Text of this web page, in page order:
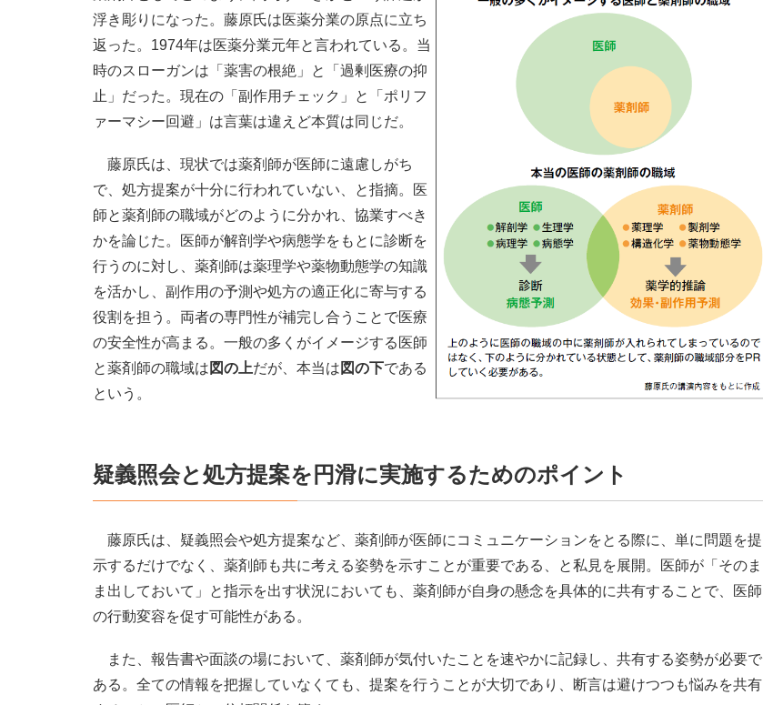
浮き彫りになった。藤原氏は医薬分業の原点に立ち
返った。1974年は医薬分業元年と言われている。当
時のスローガンは「薬害の根絶」と「過剰医療の抑
止」だった。現在の「副作用チェック」と「ポリフ
ァーマシー回避」は言葉は違えど本質は同じだ。
藤原氏は、現状では薬剤師が医師に遠慮しがち
で、処方提案が十分に行われていない、と指摘。医
師と薬剤師の職域がどのように分かれ、協業すべき
かを論じた。医師が解剖学や病態学をもとに診断を
行うのに対し、薬剤師は薬理学や薬物動態学の知識
を活かし、副作用の予測や処方の適正化に寄与する
役割を担う。両者の専門性が補完し合うことで医療
の安全性が高まる。一般の多くがイメージする医師
と薬剤師の職域は 図の上だが、本当は 図の下である
という。
疑義照会と処方提案を円滑に実施するためのポイント
藤原氏は、疑義照会や処方提案など、薬剤師が医師にコミュニケーションをとる際に、単に問題を提
示するだけでなく、薬剤師も共に考える姿勢を示すことが重要である、と私見を展開。医師が「そのま
ま出しておいて」と指示を出す状況においても、薬剤師が自身の懸念を具体的に共有することで、医師
の行動変容を促す可能性がある。
また、報告書や面談の場において、薬剤師が気付いたことを速やかに記録し、共有する姿勢が必要で
ある。全ての情報を把握していなくても、提案を行うことが大切であり、断言は避けつつも悩みを共有